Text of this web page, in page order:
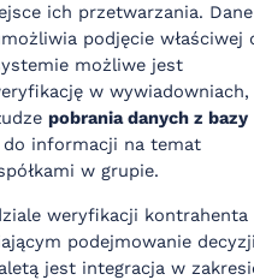
ich przetwarzania.
podjęcie właściwej
możliwe jest
w wywiadowniach,
pobrania danych z bazy
informacji na temat
w grupie.
weryfikacji kontrahenta
podejmowanie
jest integracja w